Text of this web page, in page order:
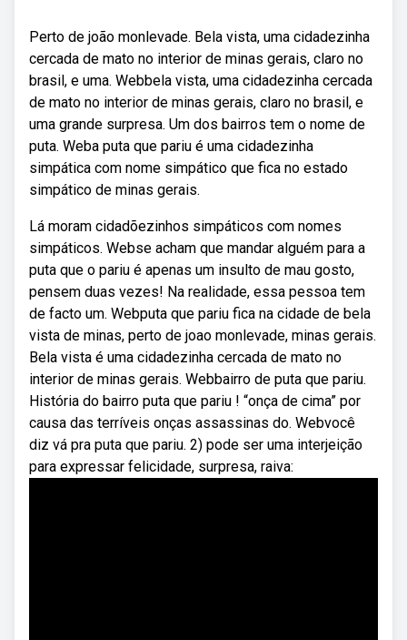
Perto de joão monlevade. Bela vista, uma cidadezinha
cercada de mato no interior de minas gerais, claro no
brasil, e uma. Webbela vista, uma cidadezinha cercada
de mato no interior de minas gerais, claro no brasil, e
uma grande surpresa. Um dos bairros tem o nome de
puta. Weba puta que pariu é uma cidadezinha
simpática com nome simpático que fica no estado
simpático de minas gerais.
Lá moram cidadõezinhos simpáticos com nomes
simpáticos. Webse acham que mandar alguém para a
puta que o pariu é apenas um insulto de mau gosto,
pensem duas vezes! Na realidade, essa pessoa tem
de facto um. Webputa que pariu fica na cidade de bela
vista de minas, perto de joao monlevade, minas gerais.
Bela vista é uma cidadezinha cercada de mato no
interior de minas gerais. Webbairro de puta que pariu.
História do bairro puta que pariu ! “onça de cima” por
causa das terríveis onças assassinas do. Webvocê
diz vá pra puta que pariu. 2) pode ser uma interjeição
para expressar felicidade, surpresa, raiva: